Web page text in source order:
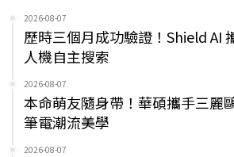
2026-08-07
歷時三個月成功驗證！Shield AI
人機自主搜索
2026-08-07
本命萌友隨身帶！華碩攜手三麗
筆電潮流美學
2026-08-07